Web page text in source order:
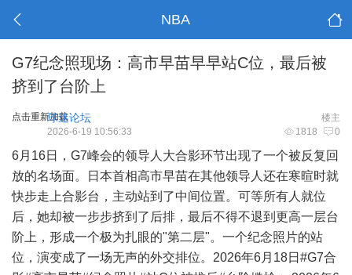
NBA
G7纪念照现场：高市早苗早早站C位，最后被
挤到了台阶上
点击重新加载 楼主
球迷论坛
1818 0
2026-6-19 10:56:33
6月16日，G7峰会的领导人大合影环节出现了一个被反复回
放的名场面。日本首相高市早苗在其他领导人还在寒暄时就
快步走上合影台，主动站到了中间位置。可等所有人就位
后，她却被一步步挤到了后排，最后不得不退到更高一层台
阶上，形成一个极为扎眼的"第二层"。一个纪念照片的站
位，演变成了一场无声的外交排位。2026年6月18日#G7合